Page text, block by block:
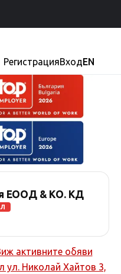
РегистрацияВходEN
ЕООД & КО. КД
активните обяви
ул. Николай Хайтов 3,